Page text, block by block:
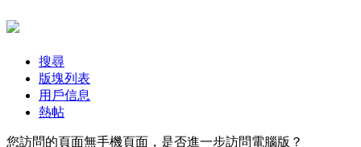
搜尋
版塊列表
用戶信息
熱帖
您訪問的頁面無手機頁面，是否進一步訪問電腦版？